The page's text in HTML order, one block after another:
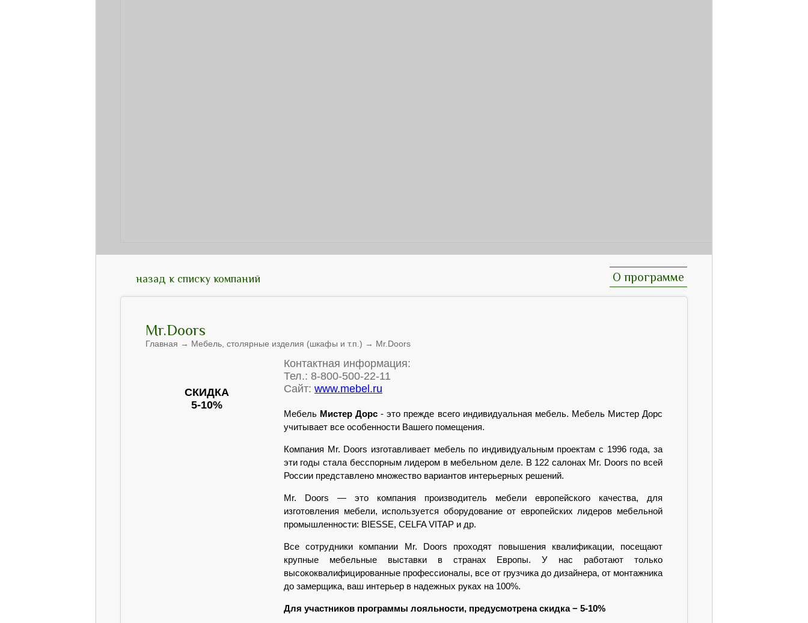
О программе
назад к списку компаний
Mr.Doors
Главная → Мебель, столярные изделия (шкафы и т.п.) → Mr.Doors
СКИДКА
5-10%
Контактная информация:
Тел.: 8-800-500-22-11
Сайт: www.mebel.ru
Мебель Мистер Дорс - это прежде всего индивидуальная мебель. Мебель Мистер Дорс
учитывает все особенности Вашего помещения.
Компания Mr. Doors изготавливает мебель по индивидуальным проектам с 1996 года, за
эти годы стала бесспорным лидером в мебельном деле. В 122 салонах Mr. Doors по всей
России представлено множество вариантов интерьерных решений.
Mr. Doors — это компания производитель мебели европейского качества, для
изготовления мебели, используется оборудование от европейских лидеров мебельной
промышленности: BIESSE, CELFA VITAP и др.
Все сотрудники компании Mr. Doors проходят повышения квалификации, посещают
крупные мебельные выставки в странах Европы. У нас работают только
высококвалифицированные профессионалы, все от грузчика до дизайнера, от монтажника
до замерщика, ваш интерьер в надежных руках на 100%.
Для участников программы лояльности, предусмотрена скидка − 5-10%